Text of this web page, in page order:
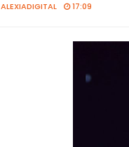
ALEXIADIGITAL 17:09